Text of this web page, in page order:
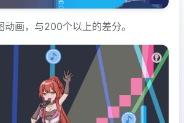
画，与200个以上的差分。